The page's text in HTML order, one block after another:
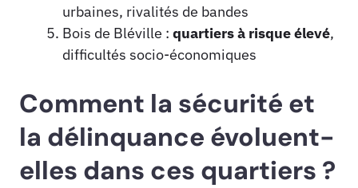
urbaines, rivalités de bandes
Bois de Bléville : quartiers à risque élevé,
difficultés socio-économiques
Comment la sécurité et
la délinquance évoluent-
elles dans ces quartiers ?